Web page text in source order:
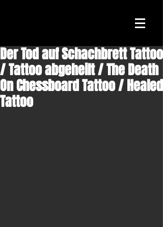
Der Tod auf Schachbrett Tattoo
/ Tattoo abgeheilt / The Death
On Chessboard Tattoo / Healed
Tattoo